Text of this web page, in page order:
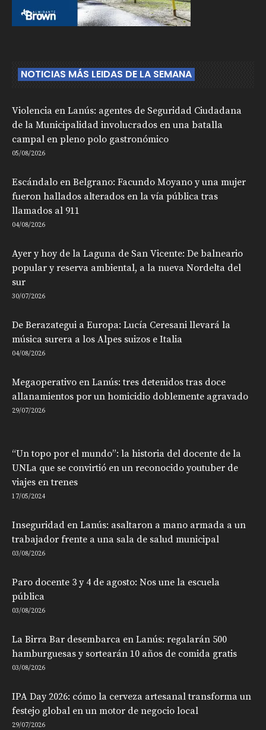
NOTICIAS MÁS LEIDAS DE LA SEMANA
Violencia en Lanús: agentes de Seguridad Ciudadana
de la Municipalidad involucrados en una batalla
campal en pleno polo gastronómico
05/08/2026
Escándalo en Belgrano: Facundo Moyano y una mujer
fueron hallados alterados en la vía pública tras
llamados al 911
04/08/2026
Ayer y hoy de la Laguna de San Vicente: De balneario
popular y reserva ambiental, a la nueva Nordelta del
sur
30/07/2026
De Berazategui a Europa: Lucía Ceresani llevará la
música surera a los Alpes suizos e Italia
04/08/2026
Megaoperativo en Lanús: tres detenidos tras doce
allanamientos por un homicidio doblemente agravado
29/07/2026
“Un topo por el mundo”: la historia del docente de la
UNLa que se convirtió en un reconocido youtuber de
viajes en trenes
17/05/2024
Inseguridad en Lanús: asaltaron a mano armada a un
trabajador frente a una sala de salud municipal
03/08/2026
Paro docente 3 y 4 de agosto: Nos une la escuela
pública
03/08/2026
La Birra Bar desembarca en Lanús: regalarán 500
hamburguesas y sortearán 10 años de comida gratis
03/08/2026
IPA Day 2026: cómo la cerveza artesanal transforma un
festejo global en un motor de negocio local
29/07/2026